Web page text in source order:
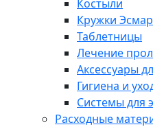
Костыли
Кружки
Таблетницы
Лечение
Аксессуары
Гигиена и
Системы для
Расходные